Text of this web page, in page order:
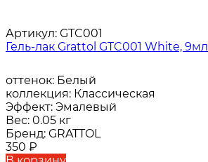
Артикул: GTC001
Гель-лак Grattol GTC001 White, 9мл
оттенок: Белый
коллекция: Классическая
Эффект: Эмалевый
Вес: 0.05 кг
Бренд: GRATTOL
350 ₽